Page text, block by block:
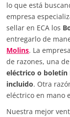
lo que está
empresa
sellar en ECA los
entregarlo de
Molins. La
de razones, una
eléctrico o boletín
incluido. Otra
eléctrico en mano
Nuestra mejor